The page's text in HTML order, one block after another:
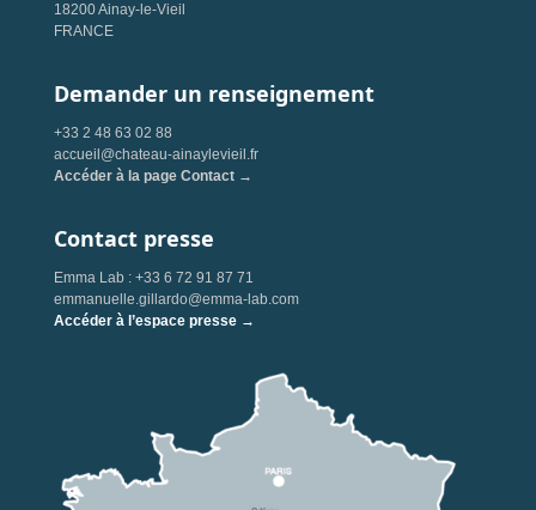
18200 Ainay-le-Vieil
FRANCE
Demander un renseignement
+33 2 48 63 02 88
accueil@chateau-ainaylevieil.fr
Accéder à la page Contact →
Contact presse
Emma Lab : +33 6 72 91 87 71
emmanuelle.gillardo@emma-lab.com
Accéder à l’espace presse →